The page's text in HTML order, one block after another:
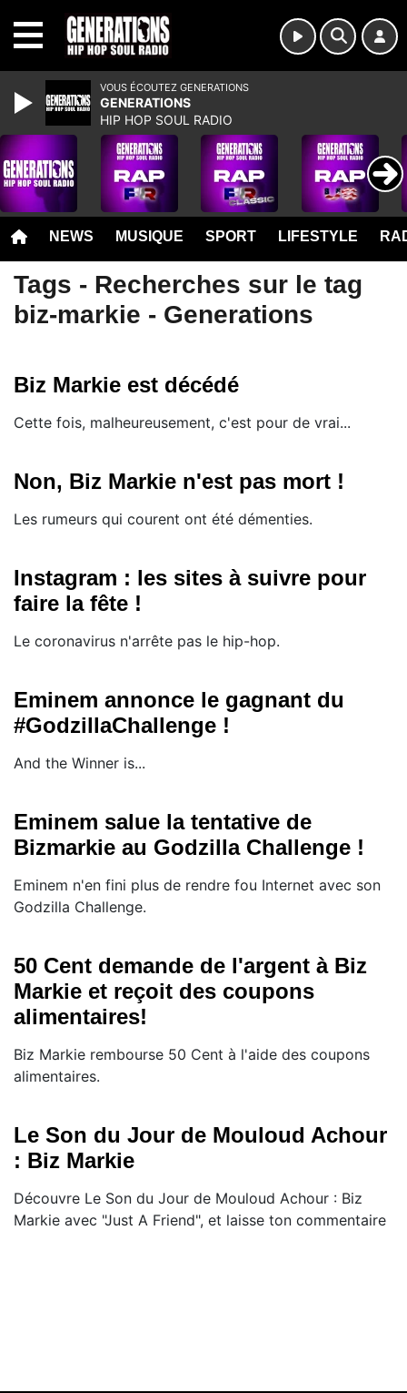
NEWS MUSIQUE SPORT LIFESTYLE
Tags - Recherches sur le tag
biz-markie - Generations
Biz Markie est décédé
Cette fois, malheureusement, c'est pour de vrai...
Non, Biz Markie n'est pas mort !
Les rumeurs qui courent ont été démenties.
Instagram : les sites à suivre pour
faire la fête !
Le coronavirus n'arrête pas le hip-hop.
Eminem annonce le gagnant du
#GodzillaChallenge !
And the Winner is...
Eminem salue la tentative de
Bizmarkie au Godzilla Challenge !
Eminem n'en fini plus de rendre fou Internet avec son
Godzilla Challenge.
50 Cent demande de l'argent à Biz
Markie et reçoit des coupons
alimentaires!
Biz Markie rembourse 50 Cent à l'aide des coupons
alimentaires.
Le Son du Jour de Mouloud Achour
: Biz Markie
Découvre Le Son du Jour de Mouloud Achour : Biz
Markie avec "Just A Friend", et laisse ton commentaire
VOUS ÉCOUTEZ GENERATIONS
GENERATIONS
HIP HOP SOUL RADIO